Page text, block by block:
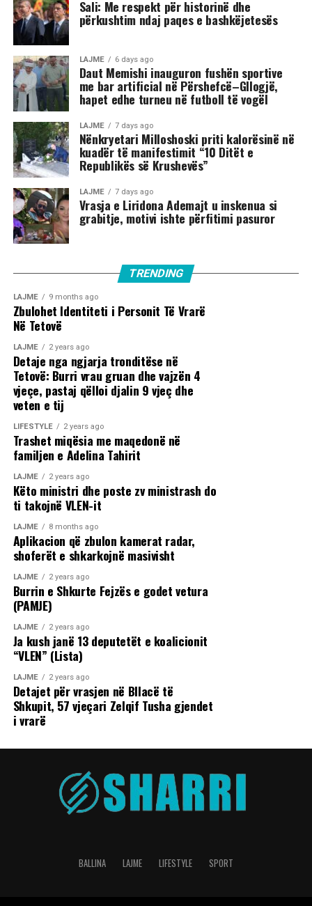
Sali: Me respekt për historinë dhe
përkushtim ndaj paqes e bashkëjetesës
LAJME 6 days ago
Daut Memishi inauguron fushën sportive
me bar artificial në Përshefcë–Gllogjë,
hapet edhe turneu në futboll të vogël
LAJME 7 days ago
Nënkryetari Milloshoski priti kalorësinë në
kuadër të manifestimit “10 Ditët e
Republikës së Krushevës”
LAJME 7 days ago
Vrasja e Liridona Ademajt u inskenua si
grabitje, motivi ishte përfitimi pasuror
TRENDING
LAJME 9 months ago
Zbulohet Identiteti i Personit Të Vrarë
Në Tetovë
LAJME 2 years ago
Detaje nga ngjarja tronditëse në
Tetovë: Burri vrau gruan dhe vajzën 4
vjeçe, pastaj qëlloi djalin 9 vjeç dhe
veten e tij
LIFESTYLE 2 years ago
Trashet miqësia me maqedonë në
familjen e Adelina Tahirit
LAJME 2 years ago
Këto ministri dhe poste zv ministrash do
ti takojnë VLEN-it
LAJME 8 months ago
Aplikacion që zbulon kamerat radar,
shoferët e shkarkojnë masivisht
LAJME 2 years ago
Burrin e Shkurte Fejzës e godet vetura
(PAMJE)
LAJME 2 years ago
Ja kush janë 13 deputetët e koalicionit
“VLEN” (Lista)
LAJME 2 years ago
Detajet për vrasjen në Bllacë të
Shkupit, 57 vjeçari Zelqif Tusha gjendet
i vrarë
BALLINA LAJME LIFESTYLE SPORT